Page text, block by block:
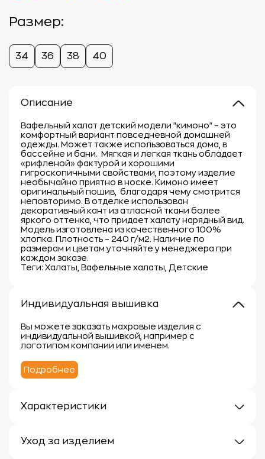
Размер:
34 36 38 40
Описание
Вафельный халат детский модели "кимоно" – это
комфортный вариант повседневной домашней
одежды. Может также использоваться дома, в
бассейне и бани. Мягкая и легкая ткань обладает
«рифленой» фактурой и хорошими
гигроскопичными свойствами, поэтому изделие
необычайно приятно в носке. Кимоно имеет
оригинальный пошив, благодаря чему смотрится
неповторимо. В отделке использован
декоративный кант из атласной ткани более
яркого оттенка, что придает халату нарядный вид.
Модель изготовлена из качественного 100%
хлопка. Плотность – 240 г/м2. Наличие по
размерам и цветам уточняйте у менеджера при
каждом заказе.
Теги: Халаты, Вафельные халаты, Детские
Индивидуальная вышивка
Вы можете заказать махровые изделия с
индивидуальной вышивкой, например с
логотипом компании или именем.
Подробнее
Характеристики
Материал: 100% хлопок
Уход за изделием